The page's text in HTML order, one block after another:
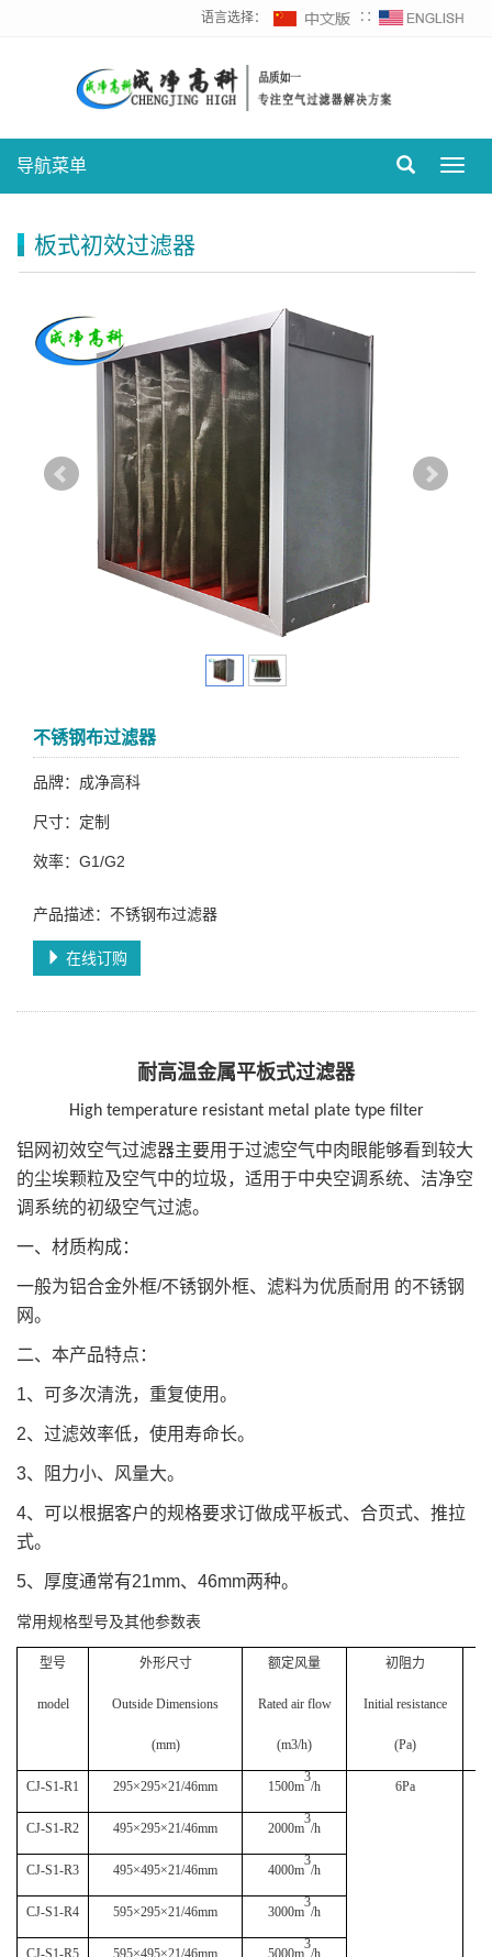
语言选择： ∷
导航菜单
板式初效过滤器
不锈钢布过滤器
品牌：成净高科
尺寸：定制
效率：G1/G2
产品描述：不锈钢布过滤器
在线订购
耐高温金属平板式过滤器
High temperature resistant metal plate type filter
铝网初效空气过滤器主要用于过滤空气中肉眼能够看到较大
的尘埃颗粒及空气中的垃圾，适用于中央空调系统、洁净空
调系统的初级空气过滤。
一、材质构成：
一般为铝合金外框/不锈钢外框、滤料为优质耐用 的不锈钢
网。
二、本产品特点：
1、可多次清洗，重复使用。
2、过滤效率低，使用寿命长。
3、阻力小、风量大。
4、可以根据客户的规格要求订做成平板式、合页式、推拉
式。
5、厚度通常有21mm、 46mm两种。
常用规格型号及其他参数表
型号
model
外形尺寸
Outside Dimensions
(mm)
额定风量
Rated air flow
(m3/h)
初阻力
Initial resistance
(Pa)
CJ-S1-R1 295×295×21/46mm 1500m
3
/h 6Pa
CJ-S1-R2 495×295×21/46mm 2000m
3
/h
CJ-S1-R3 495×495×21/46mm 4000m
3
/h
CJ-S1-R4 595×295×21/46mm 3000m
3
/h
CJ-S1-R5 595×495×21/46mm 5000m
3
/h